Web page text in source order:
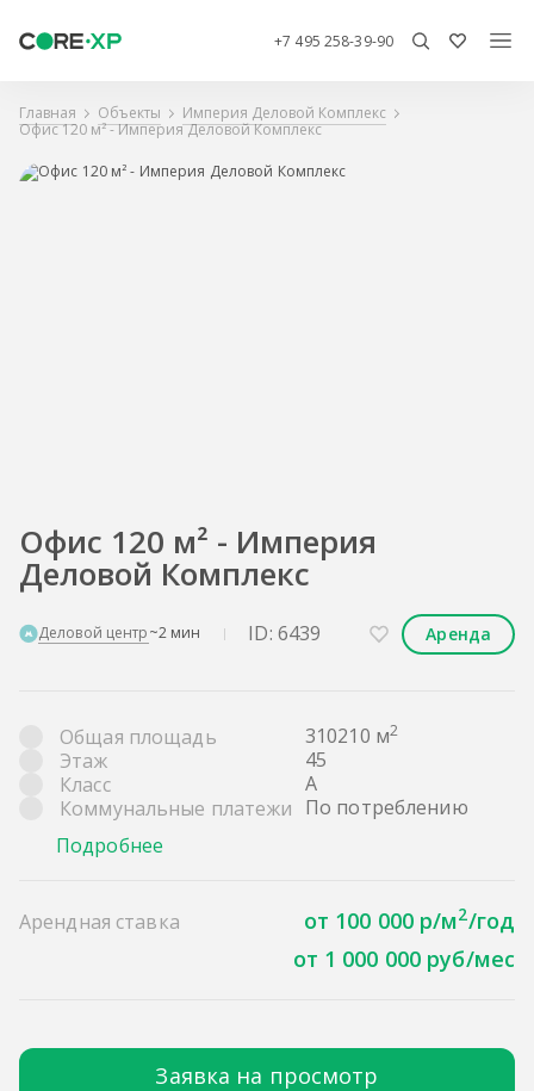
+7 495 258-39-90
Главная Объекты
Империя Деловой Комплекс
Офис 120 м² - Империя Деловой Комплекс
Офис 120 м² - Империя
Деловой Комплекс
Деловой центр~2 мин ID: 6439 Аренда
Общая площадь 310210 м2
Этаж
45
Класс
A
Коммунальные платежи По потреблению
Подробнее
Арендная ставка от 100 000 р/м2/год
от 1 000 000 руб/мес
Заявка на просмотр